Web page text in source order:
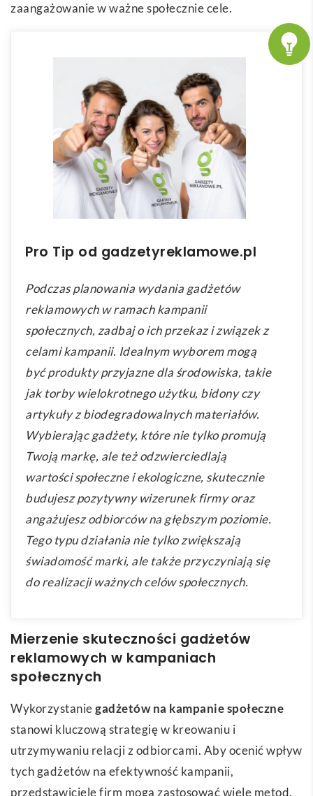
zaangażowanie w ważne społecznie cele.
Pro Tip od gadzetyreklamowe.pl
Podczas planowania wydania gadżetów
reklamowych w ramach kampanii
społecznych, zadbaj o ich przekaz i związek z
celami kampanii. Idealnym wyborem mogą
być produkty przyjazne dla środowiska, takie
jak torby wielokrotnego użytku, bidony czy
artykuły z biodegradowalnych materiałów.
Wybierając gadżety, które nie tylko promują
Twoją markę, ale też odzwierciedlają
wartości społeczne i ekologiczne, skutecznie
budujesz pozytywny wizerunek firmy oraz
angażujesz odbiorców na głębszym poziomie.
Tego typu działania nie tylko zwiększają
świadomość marki, ale także przyczyniają się
do realizacji ważnych celów społecznych.
Mierzenie skuteczności gadżetów
reklamowych w kampaniach
społecznych
Wykorzystaniegadżetów na kampanie społeczne
stanowi kluczową strategię w kreowaniu i
utrzymywaniu relacji z odbiorcami. Aby ocenić wpływ
tych gadżetów na efektywność kampanii,
przedstawiciele firm mogą zastosować wiele metod.